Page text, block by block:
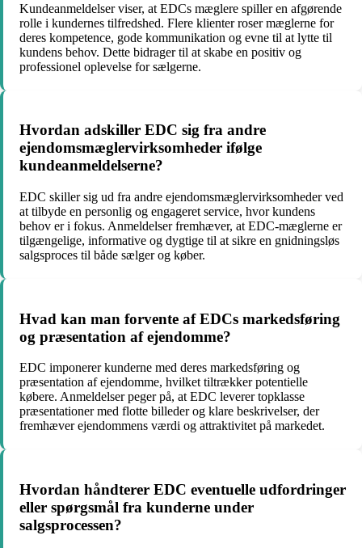
Kundeanmeldelser viser, at EDCs mæglere spiller en afgørende
rolle i kundernes tilfredshed. Flere klienter roser mæglerne for
deres kompetence, gode kommunikation og evne til at lytte til
kundens behov. Dette bidrager til at skabe en positiv og
professionel oplevelse for sælgerne.
Hvordan adskiller EDC sig fra andre
ejendomsmæglervirksomheder ifølge
kundeanmeldelserne?
EDC skiller sig ud fra andre ejendomsmæglervirksomheder ved
at tilbyde en personlig og engageret service, hvor kundens
behov er i fokus. Anmeldelser fremhæver, at EDC-mæglerne er
tilgængelige, informative og dygtige til at sikre en gnidningsløs
salgsproces til både sælger og køber.
Hvad kan man forvente af EDCs markedsføring
og præsentation af ejendomme?
EDC imponerer kunderne med deres markedsføring og
præsentation af ejendomme, hvilket tiltrækker potentielle
købere. Anmeldelser peger på, at EDC leverer topklasse
præsentationer med flotte billeder og klare beskrivelser, der
fremhæver ejendommens værdi og attraktivitet på markedet.
Hvordan håndterer EDC eventuelle udfordringer
eller spørgsmål fra kunderne under
salgsprocessen?